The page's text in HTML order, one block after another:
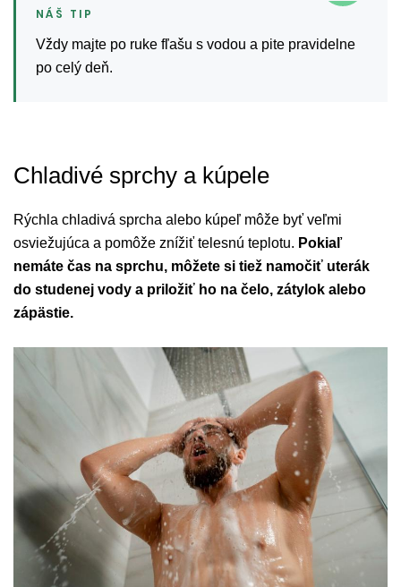
Vždy majte po ruke fľašu s vodou a pite pravidelne
po celý deň.
Chladivé sprchy a kúpele
Rýchla chladivá sprcha alebo kúpeľ môže byť veľmi
osviežujúca a pomôže znížiť telesnú teplotu. Pokiaľ
nemáte čas na sprchu, môžete si tiež namočiť uterák
do studenej vody a priložiť ho na čelo, zátylok alebo
zápästie.